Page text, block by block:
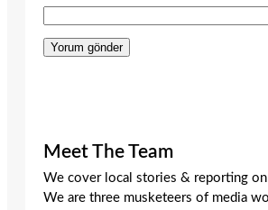
Meet The Team
We cover local stories & reporting
We are three musketeers of media